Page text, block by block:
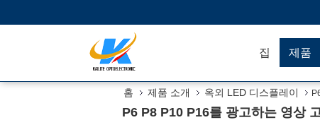
집 제품
홈 제품 소개 옥외 LED 디스플레이
P6 P8 P10 P16를 광고하는 영상